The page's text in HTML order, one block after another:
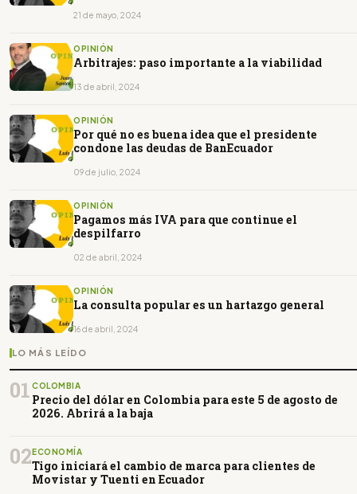
21 de mayo, 2024
OPINIÓN
Arbitrajes: paso importante a la viabilidad
13 de abril, 2024
OPINIÓN
Por qué no es buena idea que el presidente
condone las deudas de BanEcuador
09 de julio, 2024
OPINIÓN
Pagamos más IVA para que continue el
despilfarro
02 de abril, 2024
OPINIÓN
La consulta popular es un hartazgo general
16 de abril, 2024
LO MÁS LEÍDO
01 COLOMBIA
Precio del dólar en Colombia para este 5 de agosto de
2026. Abrirá a la baja
02ECONOMÍA
Tigo iniciará el cambio de marca para clientes de
Movistar y Tuenti en Ecuador